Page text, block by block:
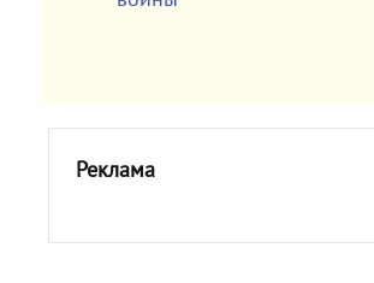
Реклама